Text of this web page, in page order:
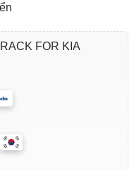
FOR KIA